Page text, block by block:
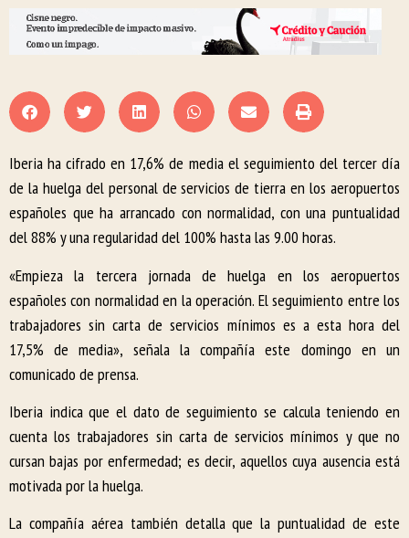
Iberia ha cifrado en 17,6% de media el seguimiento del tercer día
de la huelga del personal de servicios de tierra en los aeropuertos
españoles que ha arrancado con normalidad, con una puntualidad
del 88% y una regularidad del 100% hasta las 9.00 horas.
«Empieza la tercera jornada de huelga en los aeropuertos
españoles con normalidad en la operación. El seguimiento entre los
trabajadores sin carta de servicios mínimos es a esta hora del
17,5% de media», señala la compañía este domingo en un
comunicado de prensa.
Iberia indica que el dato de seguimiento se calcula teniendo en
cuenta los trabajadores sin carta de servicios mínimos y que no
cursan bajas por enfermedad; es decir, aquellos cuya ausencia está
motivada por la huelga.
La compañía aérea también detalla que la puntualidad de este